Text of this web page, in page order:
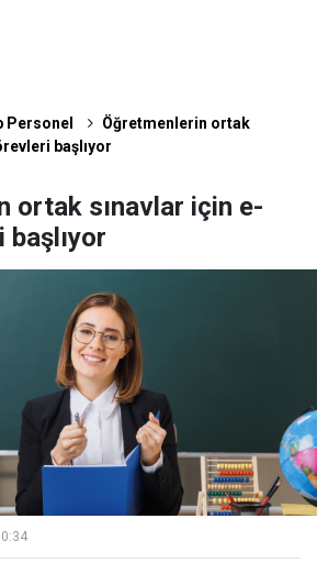
Personel
Öğretmenlerin ortak
başlıyor
ortak sınavlar için e-